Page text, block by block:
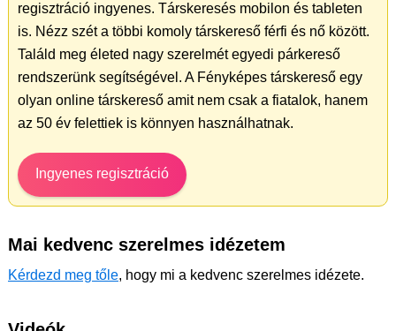
regisztráció ingyenes. Társkeresés mobilon és tableten
is. Nézz szét a többi komoly társkereső férfi és nő között.
Találd meg életed nagy szerelmét egyedi párkereső
rendszerünk segítségével. A Fényképes társkereső egy
olyan online társkereső amit nem csak a fiatalok, hanem
az 50 év felettiek is könnyen használhatnak.
Ingyenes regisztráció
Mai kedvenc szerelmes idézetem
Kérdezd meg tőle, hogy mi a kedvenc szerelmes idézete.